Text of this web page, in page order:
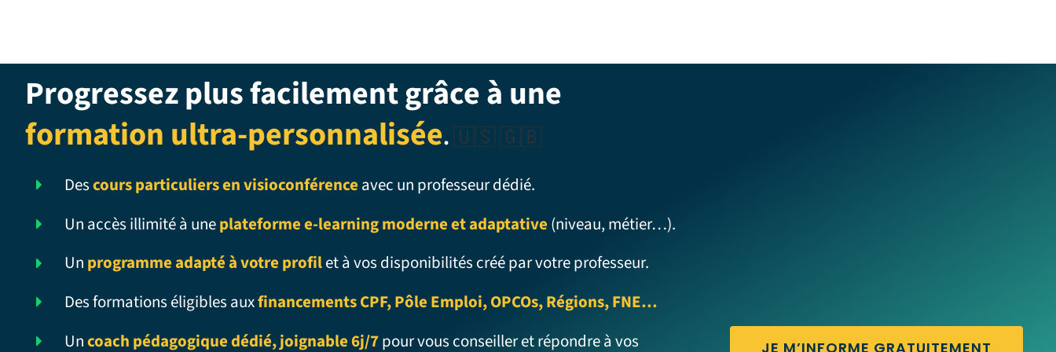
Progressez plus facilement grâce à une
formation ultra-personnalisée.🇺🇸 🇬🇧
Descours particuliers en visioconférence avec un professeur dédié.
Un accès illimité à uneplateforme e-learning moderne et adaptative (niveau, métier…).
Un programme adapté à votre profilet à vos disponibilités créé par votre professeur.
Des formations éligibles auxfinancements CPF, Pôle Emploi, OPCOs, Régions, FNE…
Uncoach pédagogique dédié, joignable 6j/7pour vous conseiller et répondre à vos JE M’INFORME GRATUITEMENT